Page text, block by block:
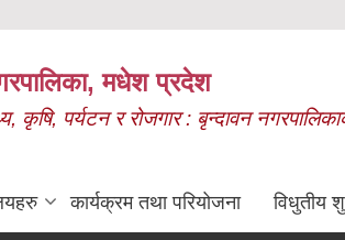
मधेश प्रदेश
कृषि, पर्यटन र रोजगार : बृन्दावन
कार्यक्रम तथा परियोजना विधुतीय